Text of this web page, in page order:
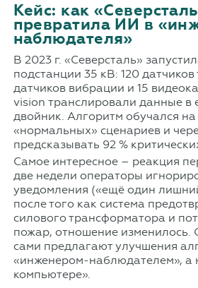
Кейс: как
превратила ИИ в
наблюдателя»
В 2023 г. «Северсталь»
подстанции 35 кВ: 120
датчиков вибрации и 15
vision транслировали данные
двойник. Алгоритм обучался на
«нормальных» сценариев и
предсказывать 92 %
Самое интересное – реакция
две недели операторы
уведомления («ещё один
после того как система
силового трансформатора и
пожар, отношение изменилось.
сами предлагают улучшения
«инженером-наблюдателем», а
компьютере».